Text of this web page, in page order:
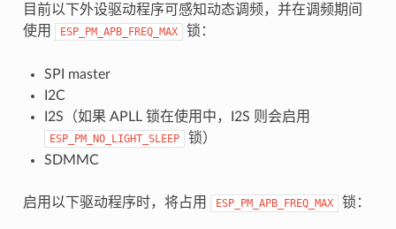
目前以下外设驱动程序可感知动态调频，并在调频期间
使用
ESP_PM_APB_FREQ_MAX 锁：
SPI master
I2C
I2S（如果 APLL 锁在使用中，I2S 则会启用
ESP_PM_NO_LIGHT_SLEEP
锁）
SDMMC
启用以下驱动程序时，将占用 ESP_PM_APB_FREQ_MAX 锁：